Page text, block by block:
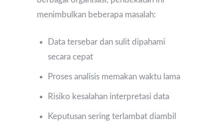
menimbulkan beberapa masalah:
Data tersebar dan sulit dipahami
secara cepat
Proses analisis memakan waktu lama
Risiko kesalahan interpretasi data
Keputusan sering terlambat diambil